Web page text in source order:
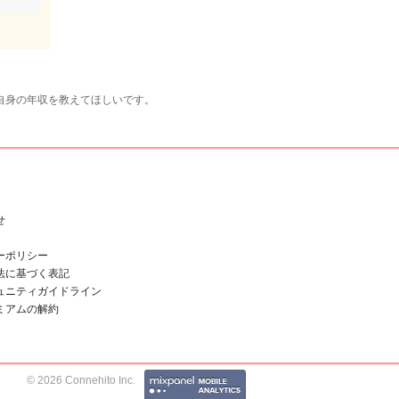
の年収を教えてほしいです。
ポリシー
に基づく表記
ニティガイドライン
アムの解約
© 2026 Connehito Inc.